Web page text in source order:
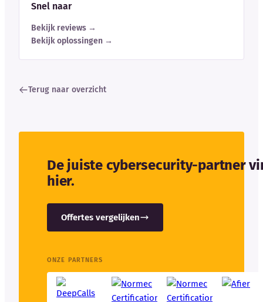
Snel naar
Bekijk reviews →
Bekijk oplossingen →
Terug naar overzicht
De juiste cybersecurity-partner
hier.
Offertes vergelijken
ONZE PARTNERS